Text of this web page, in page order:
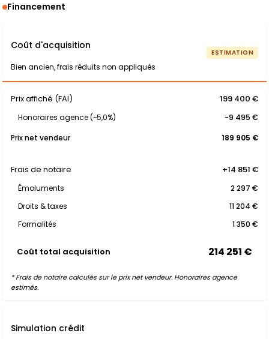
Financement
Coût d'acquisition
Bien ancien, frais réduits non appliqués
ESTIMATION
Prix affiché (FAI) 199 400 €
Honoraires agence (~5,0%)
-9 495 €
Prix net vendeur
189 905 €
Frais de notaire +14 851 €
Émoluments
2 297 €
Droits & taxes
11 204 €
Formalités
1 350 €
Coût total acquisition 214 251 €
* Frais de notaire calculés sur le prix net vendeur. Honoraires agence
estimés.
Simulation crédit